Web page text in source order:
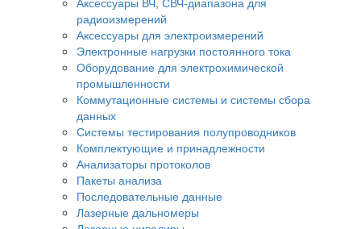
радиоизмерений
Аксессуары для электроизмерений
Электронные нагрузки постоянного тока
Оборудование для электрохимической
промышленности
Коммутационные системы и системы сбора
данных
Системы тестирования полупроводников
Комплектующие и принадлежности
Анализаторы протоколов
Пакеты анализа
Последовательные данные
Лазерные дальномеры